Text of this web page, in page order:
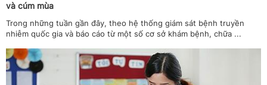
và cúm mùa
Trong những tuần gần đây, theo hệ thống giám sát bệnh truyền
nhiễm quốc gia và báo cáo từ một số cơ sở khám bệnh, chữa ...